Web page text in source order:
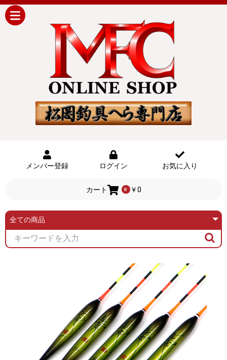
メンバー登録 ログイン お気に入り
カート 0 ￥0